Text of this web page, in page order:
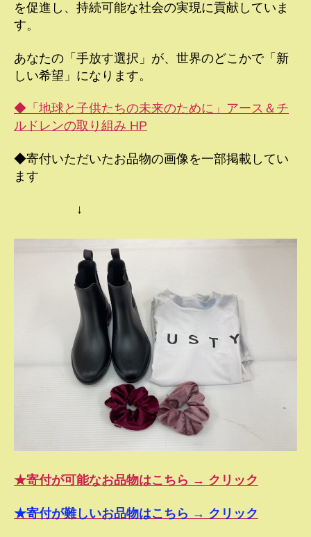
を促進し、持続可能な社会の実現に貢献していま
す。
あなたの「手放す選択」が、世界のどこかで「新
しい希望」になります。
◆「地球と子供たちの未来のために」アース＆チ
ルドレンの取り組み HP
◆寄付いただいたお品物の画像を一部掲載してい
ます
↓
★寄付が可能なお品物はこちら → クリック
★寄付が難しいお品物はこちら → クリック